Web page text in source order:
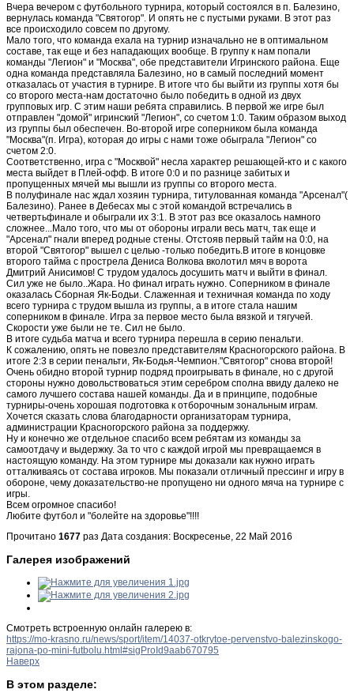
Вчера вечером с футбольного турнира, который состоялся в п. Балезино,
вернулась команда "Святогор". И опять не с пустыми руками. В этот раз
все происходило совсем по другому.
Мало того, что команда ехала на турнир изначально не в оптимальном
составе, так еще и без нападающих вообще. В группу к нам попали
команды "Легион" и "Москва", обе представители Игринского района. Еще
одна команда представляла Балезино, но в самый последний момент
отказалась от участия в турнире. В итоге что бы выйти из группы хотя бы
со второго места-нам достаточно было победить в одной из двух
групповых игр. С этим наши ребята справились. В первой же игре был
отправлен "домой" игринский "Легион", со счетом 1:0. Таким образом выход
из группы был обеспечен. Во-второй игре соперником была команда
"Москва"(п. Игра), которая до игры с нами тоже обыграла "Легион" со
счетом 2:0.
Соответственно, игра с "Москвой" несла характер решающей-кто и с какого
места выйдет в Плей-офф. В итоге 0:0 и по разнице забитых и
пропущенных мячей мы вышли из группы со второго места.
В полуфинале нас ждал хозяин турнира, титулованная команда "Арсенал"(
Балезино). Ранее в Дебесах мы с этой командой встречались в
четвертьфинале и обыграли их 3:1. В этот раз все оказалось намного
сложнее...Мало того, что мы от обороны играли весь матч, так еще и
"Арсенал" гнали вперед родные стены. Отстояв первый тайм на 0:0, на
второй "Святогор" вышел с целью -только победить.В итоге в концовке
второго тайма с прострела Дениса Волкова вколотил мяч в ворота
Дмитрий Анисимов! С трудом удалось досушить матч и выйти в финал.
Сил уже не было..Жара. Но финал играть нужно. Соперником в финале
оказалась Сборная Як-Бодьи. Слаженная и техничная команда по ходу
всего турнира с трудом вышла из группы, а в итоге стала нашим
соперником в финале. Игра за первое место была вязкой и тягучей.
Скорости уже были не те. Сил не было.
В итоге судьба матча и всего турнира перешла в серию пенальти.
К сожалению, опять не повезло представителям Красногорского района. В
итоге 2:3 в серии пенальти, Як-Бодья-Чемпион."Святогор" снова второй!
Очень обидно второй турнир подряд проигрывать в финале, но с другой
стороны нужно довольствоваться этим серебром сполна ввиду далеко не
самого лучшего состава нашей команды. Да и в принципе, подобные
турниры-очень хорошая подготовка к отборочным зональным играм.
Хочется сказать слова благодарности организаторам турнира,
администрации Красногорского района за поддержку.
Ну и конечно же отдельное спасибо всем ребятам из команды за
самоотдачу и выдержку. За то что с каждой игрой мы превращаемся в
настоящую команду. На этом турнире мы доказали как нужно играть
отталкиваясь от состава игроков. Мы показали отличный прессинг и игру в
обороне, чему доказательство-не пропущено ни одного мяча на турнире с
игры.
Всем огромное спасибо!
Любите футбол и "болейте на здоровье"!!!!
Прочитано 1677 раз Дата создания: Воскресенье, 22 Май 2016
Галерея изображений
Смотреть встроенную онлайн галерею в:
https://mo-krasno.ru/news/sport/item/14037-otkrytoe-pervenstvo-balezinskogo-
rajona-po-mini-futbolu.html#sigProId9aab670795
Наверх
В этом разделе: